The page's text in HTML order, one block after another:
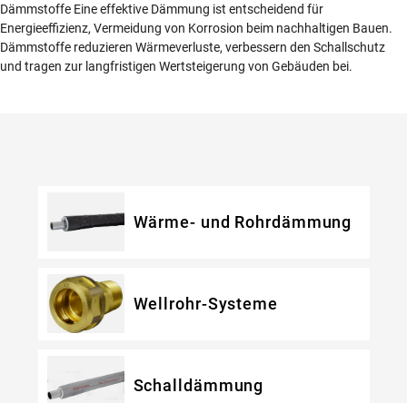
Dämmstoffe Eine effektive Dämmung ist entscheidend für
Energieeffizienz, Vermeidung von Korrosion beim nachhaltigen Bauen.
Dämmstoffe reduzieren Wärmeverluste, verbessern den Schallschutz
und tragen zur langfristigen Wertsteigerung von Gebäuden bei.
Wärme- und Rohrdämmung
Wellrohr-Systeme
Schalldämmung